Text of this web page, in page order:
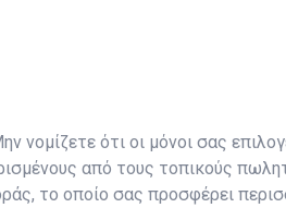
νομίζετε ότι οι μόνοι σας
από τους τοπικούς
το οποίο σας προσφέρει